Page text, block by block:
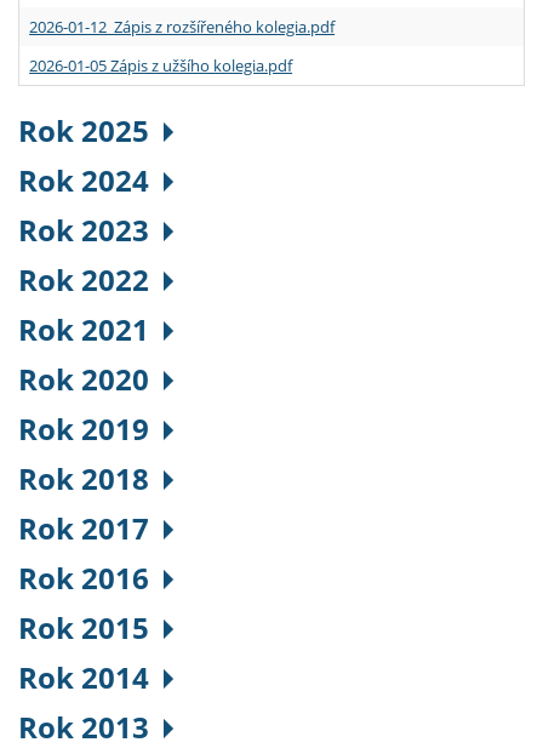
2026-01-12 Zápis z rozšířeného kolegia.pdf
2026-01-05 Zápis z užšího kolegia.pdf
Rok 2025
Rok 2024
Rok 2023
Rok 2022
Rok 2021
Rok 2020
Rok 2019
Rok 2018
Rok 2017
Rok 2016
Rok 2015
Rok 2014
Rok 2013